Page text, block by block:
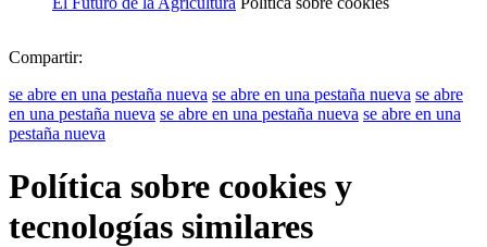
Compartir:
se abre en una pestaña nueva se abre en una pestaña nueva se abre
en una pestaña nueva se abre en una pestaña nueva se abre en una
pestaña nueva
Política sobre cookies y
tecnologías similares